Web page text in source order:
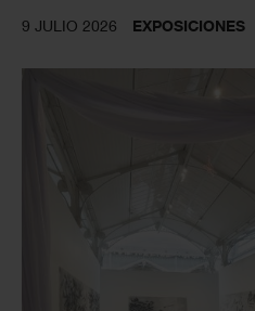
9 JULIO 2026 EXPOSICIONES